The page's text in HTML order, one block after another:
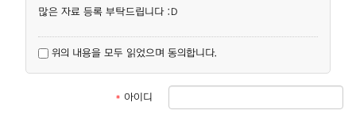
많은 자료 등록 부탁드립니다 :D
위의 내용을 모두 읽었으며 동의합니다.
* 아이디